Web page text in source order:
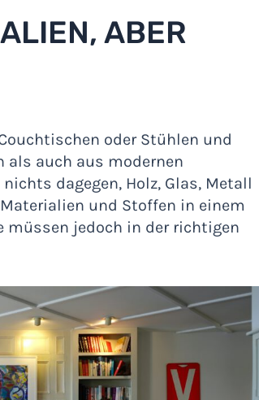
ABER
oder Stühlen und
als auch aus modernen
dagegen, Holz, Glas, Metall
und Stoffen in einem
müssen jedoch in der richtigen